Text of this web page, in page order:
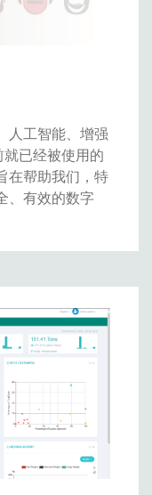
人工智能、增强
已经被使用的
在帮助我们，特
、有效的数字